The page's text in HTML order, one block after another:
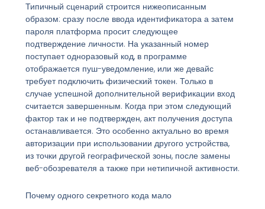
Типичный сценарий строится нижеописанным
образом: сразу после ввода идентификатора а затем
пароля платформа просит следующее
подтверждение личности. На указанный номер
поступает одноразовый код, в программе
отображается пуш-уведомление, или же девайс
требует подключить физический токен. Только в
случае успешной дополнительной верификации вход
считается завершенным. Когда при этом следующий
фактор так и не подтвержден, акт получения доступа
останавливается. Это особенно актуально во время
авторизации при использовании другого устройства,
из точки другой географической зоны, после замены
веб-обозревателя а также при нетипичной активности.
Почему одного секретного кода мало